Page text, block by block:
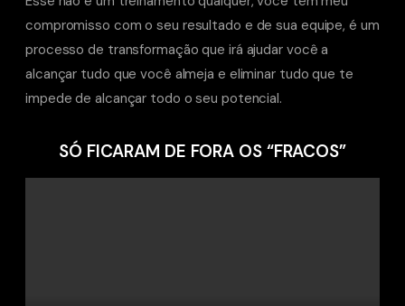
compromisso com o seu resultado e de sua equipe, é um
processo de transformação que irá ajudar você a
alcançar tudo que você almeja e eliminar tudo que te
impede de alcançar todo o seu potencial.
SÓ FICARAM DE FORA OS “FRACOS”